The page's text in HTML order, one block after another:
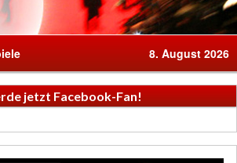
8. August 2026
jetzt Facebook-Fan!